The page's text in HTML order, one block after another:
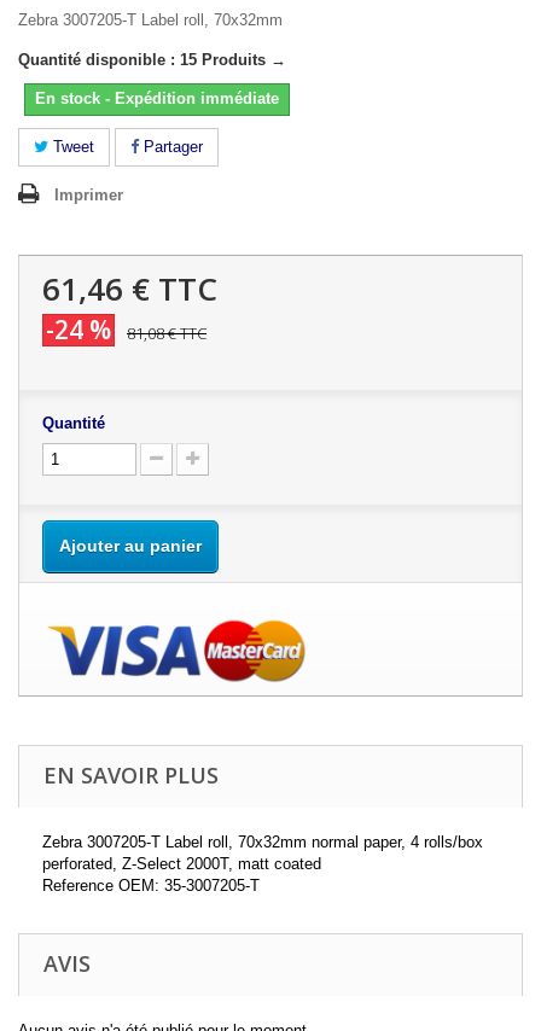
Zebra 3007205-T Label roll, 70x32mm
Quantité disponible : 15 Produits →
En stock - Expédition immédiate
Tweet Partager
Imprimer
61,46 € TTC
-24 % 81,08 €TTC
Quantité
Ajouter au panier
EN SAVOIR PLUS
Zebra 3007205-T Label roll, 70x32mm normal paper, 4 rolls/box
perforated, Z-Select 2000T, matt coated
Reference OEM: 35-3007205-T
AVIS